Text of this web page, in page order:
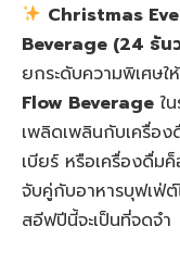
Christmas
Beverage (24 ธัน
ยกระดับความพิเศษ
Flow Beverage ใ
เพลิดเพลินกับเครื่อ
เบียร์ หรือเครื่องดื่ม
จับคู่กับอาหารบุฟเฟ่
สอีฟปีนี้จะเป็นที่จดจำ